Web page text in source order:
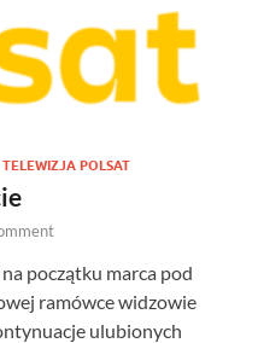
TELEWIZJA POLSAT
początku marca pod
ramówce widzowie
ulubionych